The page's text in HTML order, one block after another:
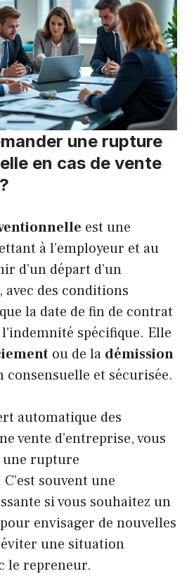
une rupture
en cas de vente
est une
à l’employeur et au
d’un départ d’un
des conditions
la date de fin de contrat
spécifique. Elle
ou de la démission
consensuelle et sécurisée.
automatique des
vente d’entreprise, vous
rupture
souvent une
si vous souhaitez un
pour envisager de nouvelles
une situation
le repreneur.